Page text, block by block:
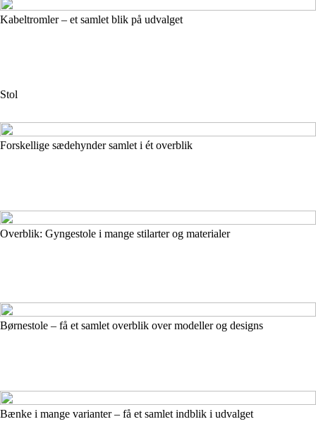
Kabeltromler – et samlet blik på udvalget
Stol
Forskellige sædehynder samlet i ét overblik
Overblik: Gyngestole i mange stilarter og materialer
Børnestole – få et samlet overblik over modeller og designs
Bænke i mange varianter – få et samlet indblik i udvalget